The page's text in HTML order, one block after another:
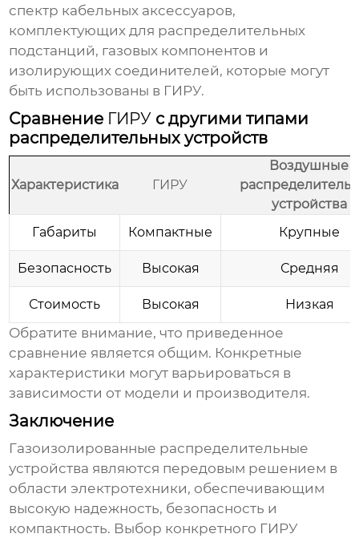
спектр кабельных аксессуаров,
комплектующих для распределительных
подстанций, газовых компонентов и
изолирующих соединителей, которые могут
быть использованы в ГИРУ.
Сравнение ГИРУ с другими типами
распределительных устройств
Характеристика ГИРУ
Воздушные
устройства
Габариты
Компактные Крупные
Безопасность Высокая Средняя
Стоимость Высокая Низкая
Обратите внимание, что приведенное
сравнение является общим. Конкретные
характеристики могут варьироваться в
зависимости от модели и производителя.
Заключение
Газоизолированные распределительные
устройства являются передовым решением в
области электротехники, обеспечивающим
высокую надежность, безопасность и
компактность. Выбор конкретного ГИРУ